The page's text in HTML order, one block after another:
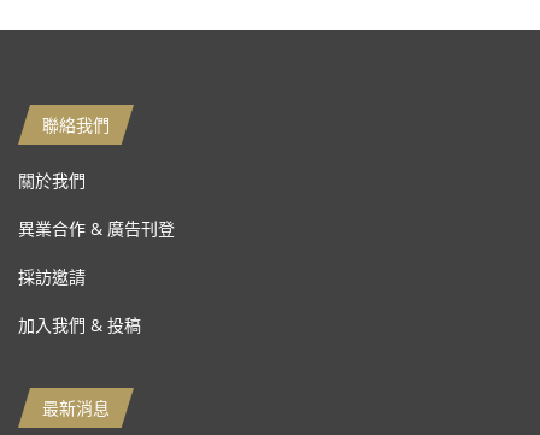
聯絡我們
關於我們
異業合作 & 廣告刊登
採訪邀請
加入我們 & 投稿
最新消息